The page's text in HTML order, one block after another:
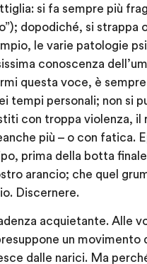
si fa sempre più
dopodiché, si
le varie patologie
conoscenza
questa voce, è
tempi personali; non si
con troppa violenza,
più – o con fatica.
prima della botta
arancio; che quel
Discernere.
acquietante. Alle
un movimento
dalle narici. Ma